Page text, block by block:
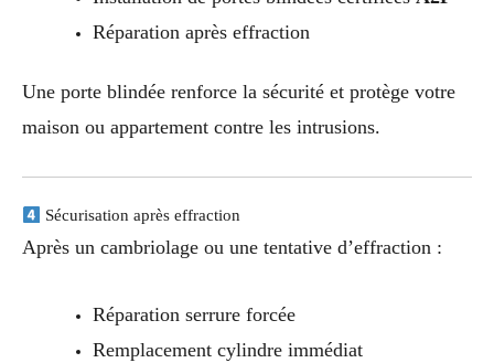
Réparation après effraction
Une porte blindée renforce la sécurité et protège votre
maison ou appartement contre les intrusions.
Sécurisation après effraction
Après un cambriolage ou une tentative d’effraction :
Réparation serrure forcée
Remplacement cylindre immédiat